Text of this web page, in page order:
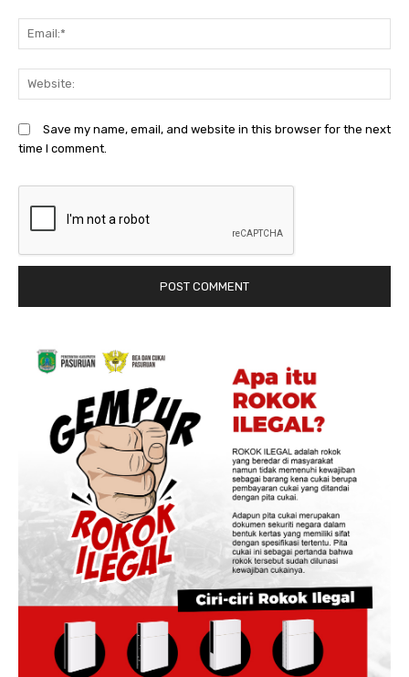
Save my name, email, and website in this browser for the next
time I comment.